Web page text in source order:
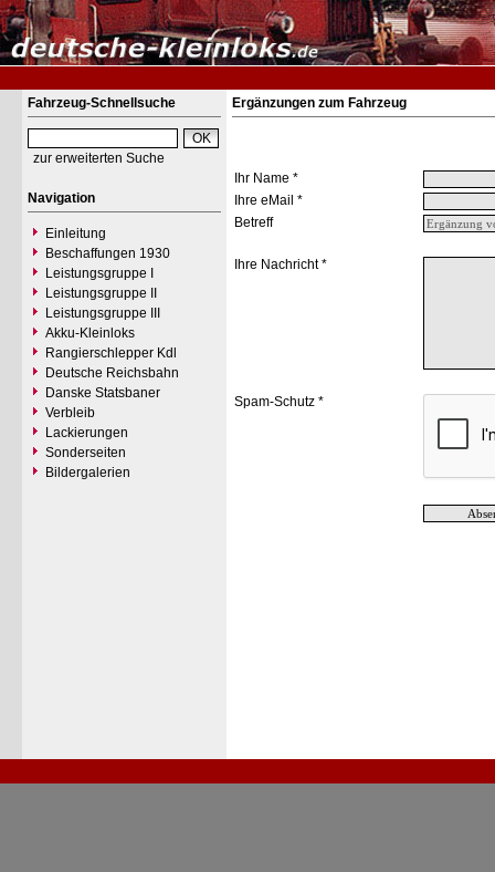
Fahrzeug-Schnellsuche
zur erweiterten Suche
Navigation
Einleitung
Beschaffungen 1930
Leistungsgruppe I
Leistungsgruppe II
Leistungsgruppe III
Akku-Kleinloks
Rangierschlepper Kdl
Deutsche Reichsbahn
Danske Statsbaner
Verbleib
Lackierungen
Sonderseiten
Bildergalerien
Ergänzungen zum Fahrzeug
Ihr Name *
Ihre eMail *
Betreff
Ihre Nachricht *
Spam-Schutz *